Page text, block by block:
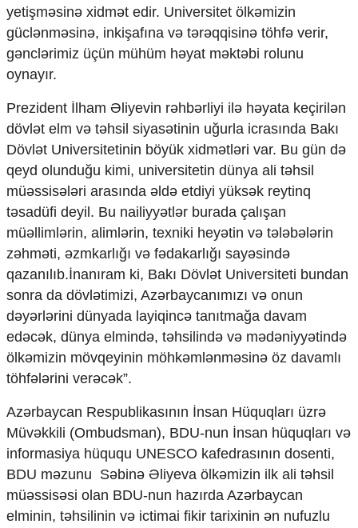
yetişməsinə xidmət edir. Universitet ölkəmizin
güclənməsinə, inkişafına və tərəqqisinə töhfə verir,
gənclərimiz üçün mühüm həyat məktəbi rolunu
oynayır.
Prezident İlham Əliyevin rəhbərliyi ilə həyata keçirilən
dövlət elm və təhsil siyasətinin uğurla icrasında Bakı
Dövlət Universitetinin böyük xidmətləri var. Bu gün də
qeyd olunduğu kimi, universitetin dünya ali təhsil
müəssisələri arasında əldə etdiyi yüksək reytinq
təsadüfi deyil. Bu nailiyyətlər burada çalışan
müəllimlərin, alimlərin, texniki heyətin və tələbələrin
zəhməti, əzmkarlığı və fədakarlığı sayəsində
qazanılıb.İnanıram ki, Bakı Dövlət Universiteti bundan
sonra da dövlətimizi, Azərbaycanımızı və onun
dəyərlərini dünyada layiqincə tanıtmağa davam
edəcək, dünya elmində, təhsilində və mədəniyyətində
ölkəmizin mövqeyinin möhkəmlənməsinə öz davamlı
töhfələrini verəcək”.
Azərbaycan Respublikasının İnsan Hüquqları üzrə
Müvəkkili (Ombudsman), BDU-nun İnsan hüquqları və
informasiya hüququ UNESCO kafedrasının dosenti,
BDU məzunu Səbinə Əliyeva ölkəmizin ilk ali təhsil
müəssisəsi olan BDU-nun hazırda Azərbaycan
elminin, təhsilinin və ictimai fikir tarixinin ən nufuzlu